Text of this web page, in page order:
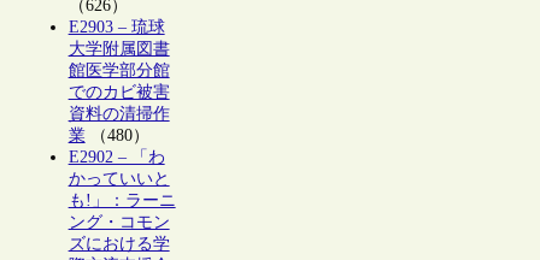
（626）
E2903 – 琉球
大学附属図書
館医学部分館
でのカビ被害
資料の清掃作
業（480）
E2902 – 「わ
かっていいと
も!」：ラーニ
ング・コモン
ズにおける学